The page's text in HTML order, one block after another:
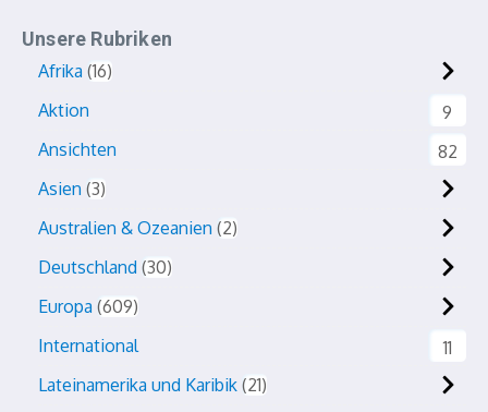
Unsere Rubriken
Afrika 16
Aktion
9
Ansichten
82
Asien 3
Australien & Ozeanien 2
Deutschland 30
Europa 609
International
11
Lateinamerika und Karibik 21